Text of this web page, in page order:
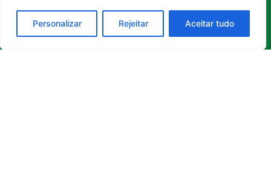
Personalizar Rejeitar Aceitar tudo
educação,
Direito e Deveres
Educação e
Carreira
Nossa Equipe
Quem Somos
Contato
Youtube